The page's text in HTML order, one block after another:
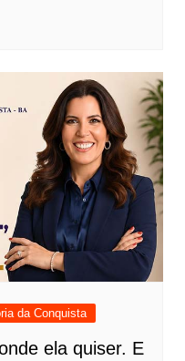
da Conquista
ela quiser. E